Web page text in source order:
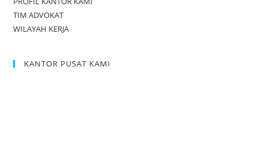
TIM ADVOKAT
WILAYAH KERJA
KANTOR PUSAT KAMI